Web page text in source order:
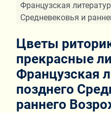
Французская
Средневековья и
Цветы
прекрасные
Французская
позднего
раннего